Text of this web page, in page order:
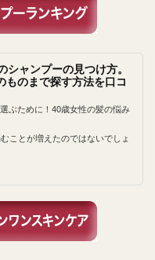
シャンプーの見つけ方。
ものまで探す方法を口コ
ぶために！40歳女性の髪の悩み
ことが増えたのではないでしょ